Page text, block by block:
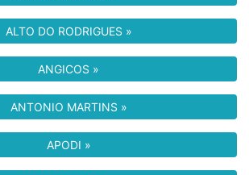
ALTO DO RODRIGUES »
ANGICOS »
ANTONIO MARTINS »
APODI »